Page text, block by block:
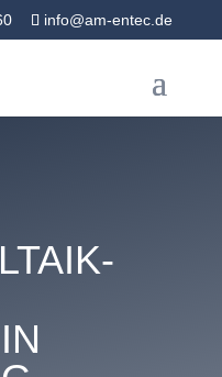
info@am-entec.de